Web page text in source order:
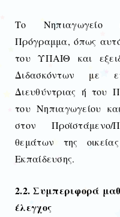
Το Νηπιαγωγείο
Πρόγραμμα, όπως αυτό
του ΥΠΑΙΘ και
Διδασκόντων με
Διευθύντριας ή του
του Νηπιαγωγείου
στον Προϊστάμενο/
θεμάτων της
Εκπαίδευσης.
2.2. Συμπεριφορά
έλεγχος